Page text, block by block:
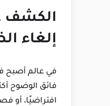
إلغاء
في عالم أصبح
فائق الوضوح
افتراضيًا، أو